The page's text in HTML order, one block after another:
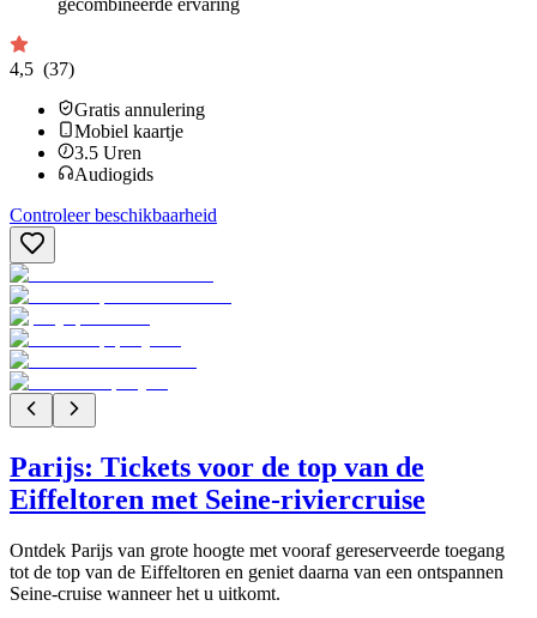
gecombineerde ervaring
4,5 (37)
Gratis annulering
Mobiel kaartje
3.5 Uren
Audiogids
Controleer beschikbaarheid
Parijs: Tickets voor de top van de
Eiffeltoren met Seine-riviercruise
Ontdek Parijs van grote hoogte met vooraf gereserveerde toegang
tot de top van de Eiffeltoren en geniet daarna van een ontspannen
Seine-cruise wanneer het u uitkomt.